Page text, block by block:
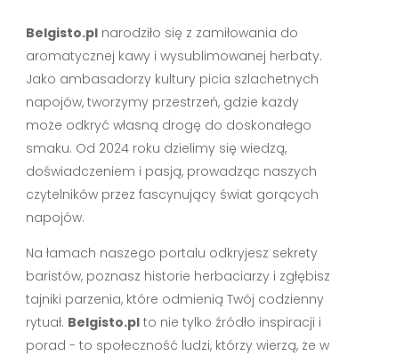
Belgisto.plnarodziło się z zamiłowania do
aromatycznej kawy i wysublimowanej herbaty.
Jako ambasadorzy kultury picia szlachetnych
napojów, tworzymy przestrzeń, gdzie każdy
może odkryć własną drogę do doskonałego
smaku. Od 2024 roku dzielimy się wiedzą,
doświadczeniem i pasją, prowadząc naszych
czytelników przez fascynujący świat gorących
napojów.
Na łamach naszego portalu odkryjesz sekrety
baristów, poznasz historie herbaciarzy i zgłębisz
tajniki parzenia, które odmienią Twój codzienny
rytuał. Belgisto.plto nie tylko źródło inspiracji i
porad - to społeczność ludzi, którzy wierzą, że w